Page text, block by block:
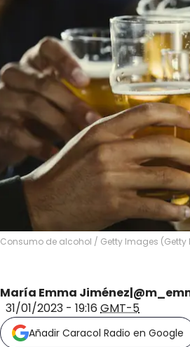
Consumo de alcohol / Getty Images (Getty
María Emma
31/01/2023 - 19:16 GMT-5
Añadir Caracol Radio en Google